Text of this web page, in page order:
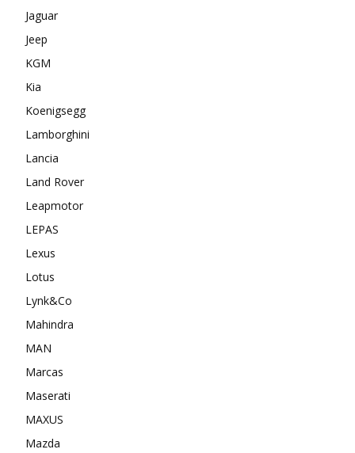
Jaguar
Jeep
KGM
Kia
Koenigsegg
Lamborghini
Lancia
Land Rover
Leapmotor
LEPAS
Lexus
Lotus
Lynk&Co
Mahindra
MAN
Marcas
Maserati
MAXUS
Mazda